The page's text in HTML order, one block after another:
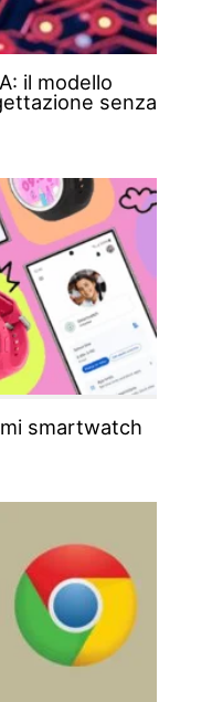
il modello
senza
smartwatch